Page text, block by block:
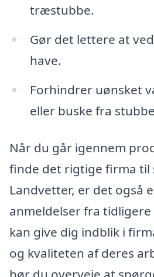
træstubbe.
Gør det lettere at
have.
Forhindrer uønsket
eller buske fra
Når du går igennem
finde det rigtige firma til
Landvetter, er det også
anmeldelser fra
kan give dig indblik i
og kvaliteten af deres